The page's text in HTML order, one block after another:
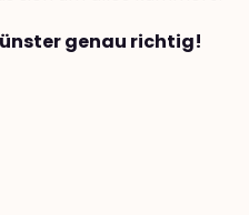
genau richtig!